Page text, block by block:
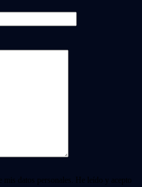
datos personales. He leído y acepto